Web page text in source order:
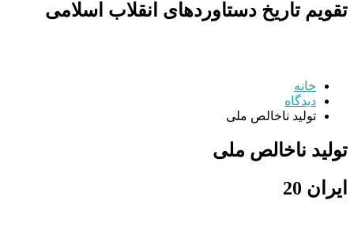
تقویم تاریخ دستاوردهای انقلاب اسلامی
خانه
دیدگاه
تولید ناخالص ملی
تولید ناخالص ملی
ایران 20